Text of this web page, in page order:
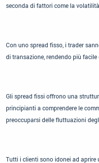
seconda di fattori come la
Con uno spread fisso, i trader
di transazione, rendendo più
Gli spread fissi offrono una
principianti a comprendere le
preoccuparsi delle fluttuazioni
Tutti i clienti sono idonei ad